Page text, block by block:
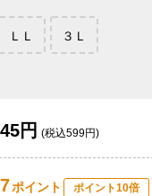
ＬＬ ３Ｌ
円 (税込599円)
ポイント ポイント10倍